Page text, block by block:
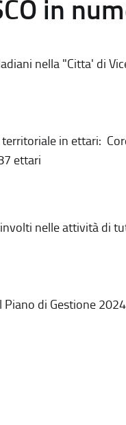
in
nella "Citta' di
territoriale in ettari:
ettari
nelle attività di
Piano di Gestione